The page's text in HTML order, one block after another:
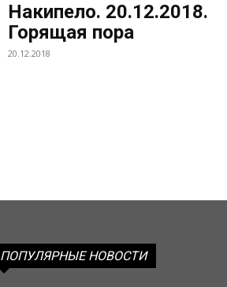
Накипело. 20.12.2018.
Горящая пора
20.12.2018
ПОПУЛЯРНЫЕ НОВОСТИ